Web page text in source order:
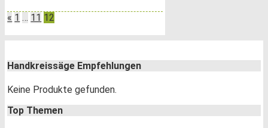
Seitennummerierung
« 1 … 11 12
Handkreissäge Empfehlungen
Keine Produkte gefunden.
Top Themen